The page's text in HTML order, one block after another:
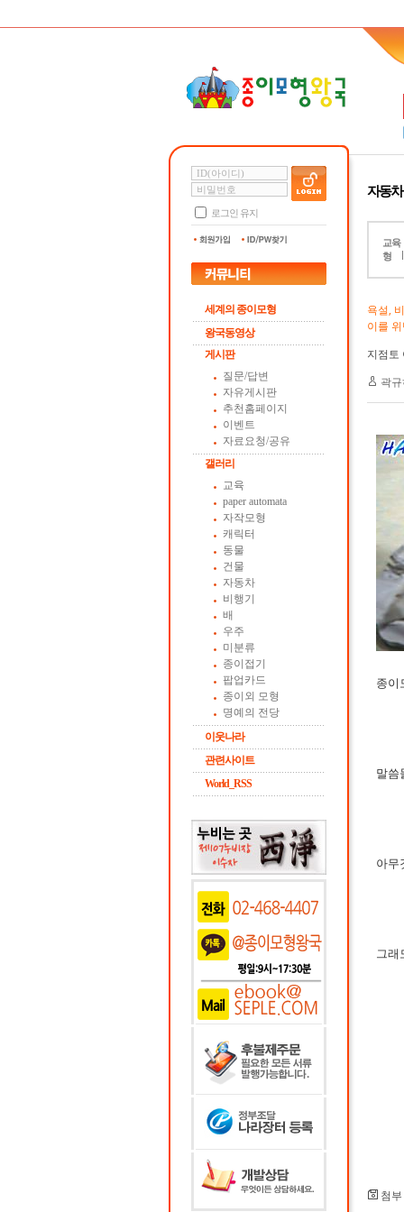
로그인 유지
세계의 종이모형
왕국동영상
게시판
질문/답변
자유게시판
추천홈페이지
이벤트
자료요청/공유
갤러리
교육
paper automata
자작모형
캐릭터
동물
건물
자동차
비행기
배
우주
미분류
종이접기
팝업카드
종이외 모형
명예의 전당
이웃나라
관련사이트
World_RSS
자동차
교육
형
욕설,
이를
지점토
곽
종이
말씀
아무
그래
첨